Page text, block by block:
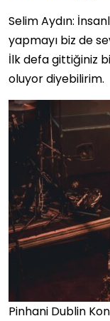
Selim Aydın:
yapmayı biz de
İlk defa gittiğiniz
oluyor diyebilirim.
Pinhani Dublin